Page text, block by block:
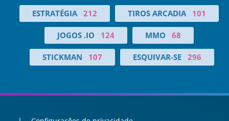
ESTRATÉGIA 212 TIROS ARCADIA 101
JOGOS .IO 124 MMO 68
STICKMAN 107 ESQUIVAR-SE 296